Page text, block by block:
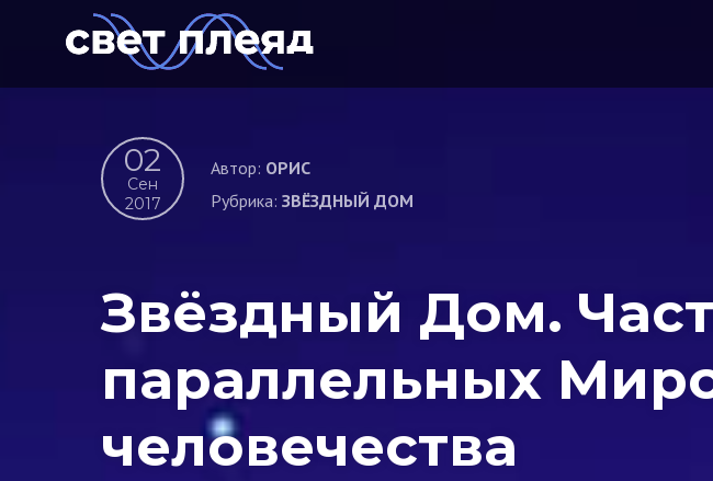
02
Сен
2017
Автор: ОРИС
Рубрика: ЗВЁЗДНЫЙ ДОМ
Звёздный Дом.
параллельных
человечества